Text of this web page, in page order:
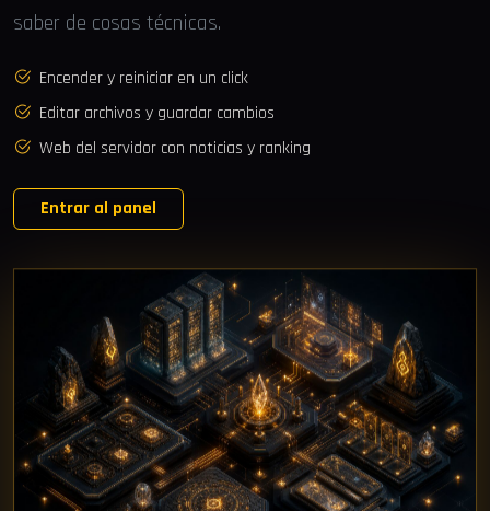
saber de cosas técnicas.
Encender y reiniciar en un click
Editar archivos y guardar cambios
Web del servidor con noticias y ranking
Entrar al panel